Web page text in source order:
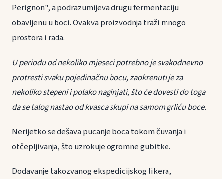
Perignon", a podrazumijeva drugu fermentaciju
obavljenu u boci. Ovakva proizvodnja traži mnogo
prostora i rada.
U periodu od nekoliko mjeseci potrebno je svakodnevno
protresti svaku pojedinačnu bocu, zaokrenuti je za
nekoliko stepeni i polako naginjati, što će dovesti do toga
da se talog nastao od kvasca skupi na samom grliću boce.
Nerijetko se dešava pucanje boca tokom čuvanja i
otčepljivanja, što uzrokuje ogromne gubitke.
Dodavanje takozvanog ekspedicijskog likera,